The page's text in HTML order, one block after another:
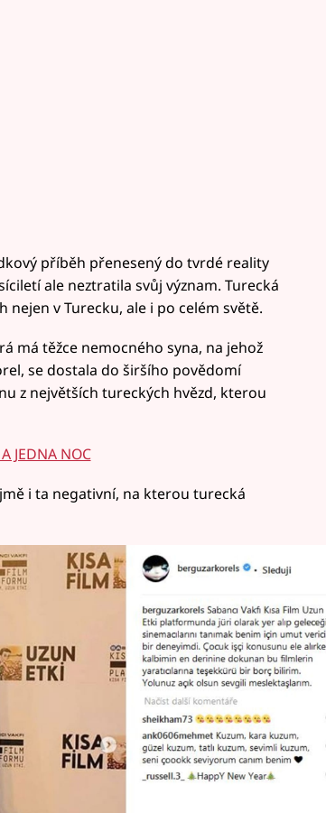
příběh přenesený do tvrdé reality
ale neztratila svůj význam. Turecká
nejen v Turecku, ale i po celém světě.
má těžce nemocného syna, na jehož
se dostala do širšího povědomí
z největších tureckých hvězd, kterou
JEDNA NOC
i ta negativní, na kterou turecká